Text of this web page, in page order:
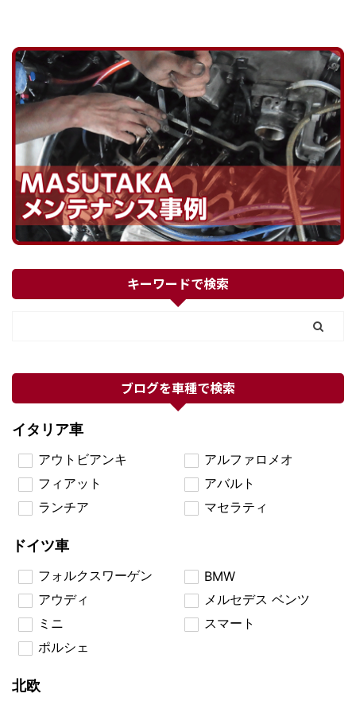
キーワードで検索
ブログを車種で検索
イタリア車
アウトビアンキ
アルファロメオ
フィアット
アバルト
ランチア
マセラティ
ドイツ車
フォルクスワーゲン
BMW
アウディ
メルセデス ベンツ
ミニ
スマート
ポルシェ
北欧